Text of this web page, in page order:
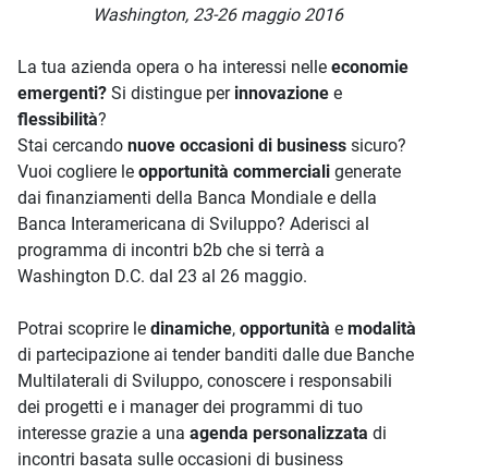
Washington, 23-26 maggio 2016
La tua azienda opera o ha interessi nelle economie
emergenti? Si distingue per innovazione e
flessibilità?
Stai cercando nuove occasioni di business sicuro?
Vuoi cogliere le opportunità commerciali generate
dai finanziamenti della Banca Mondiale e della
Banca Interamericana di Sviluppo? Aderisci al
programma di incontri b2b che si terrà a
Washington D.C. dal 23 al 26 maggio.
Potrai scoprire le dinamiche, opportunità e modalità
di partecipazione ai tender banditi dalle due Banche
Multilaterali di Sviluppo, conoscere i responsabili
dei progetti e i manager dei programmi di tuo
interesse grazie a una agenda personalizzata di
incontri basata sulle occasioni di business